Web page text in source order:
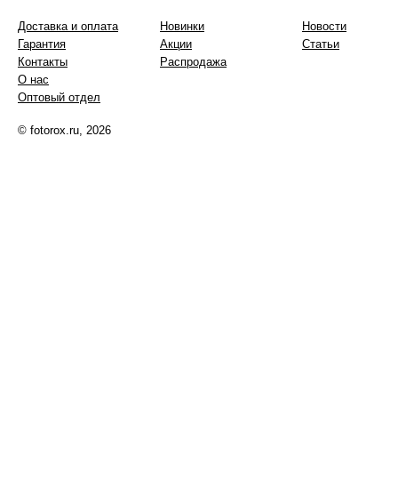
Доставка и оплата
Гарантия
Контакты
О нас
Оптовый отдел
Новинки
Акции
Распродажа
Новости
Статьи
© fotorox.ru, 2026